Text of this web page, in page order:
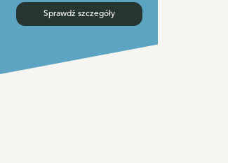
Sprawdź szczegóły